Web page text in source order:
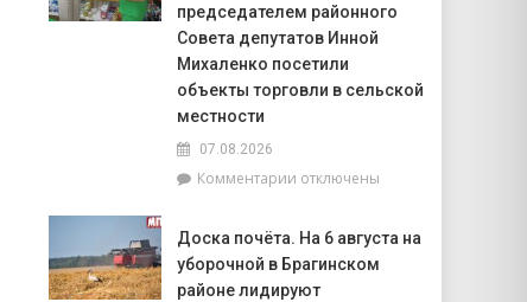
председателем районного
Совета депутатов Инной
Михаленко посетили
объекты торговли в сельской
местности
07.08.2026
Комментариик
депутатского
корпуса
во
отключены
Доска почёта. На 6 августа на
уборочной в Брагинском
районе лидируют